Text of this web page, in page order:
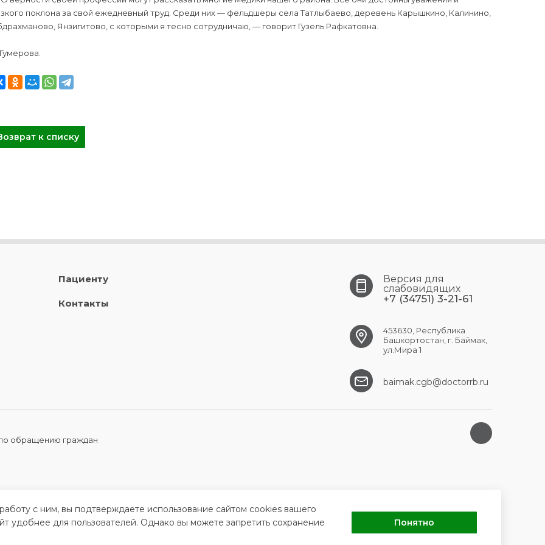
поклона за свой ежедневный труд. Среди них — фельдшеры села Татлыбаево, деревень Карышкино, Калинино,
Янзигитово, с которыми я тесно сотрудничаю, — говорит Гузель Рафкатовна.
к списку
Пациенту
Контакты
Версия для
слабовидящих
+7 (34751) 3-21-61
453630, Республика
Башкортостан, г. Баймак,
ул.Мира 1
baimak.cgb@doctorrb.ru
обращению граждан
с ним, вы подтверждаете использование сайтом cookies вашего
удобнее для пользователей. Однако вы можете запретить сохранение
Понятно